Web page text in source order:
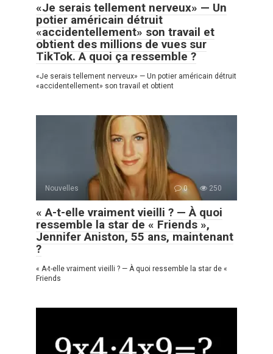
«Je serais tellement nerveux» — Un
potier américain détruit
«accidentellement» son travail et
obtient des millions de vues sur
TikTok. A quoi ça ressemble ?
«Je serais tellement nerveux» — Un potier américain détruit
«accidentellement» son travail et obtient
Nouvelles 0 250
« A-t-elle vraiment vieilli ? — À quoi
ressemble la star de « Friends »,
Jennifer Aniston, 55 ans, maintenant
?
« A-t-elle vraiment vieilli ? — À quoi ressemble la star de «
Friends